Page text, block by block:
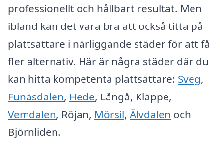
professionellt och hållbart resultat. Men
ibland kan det vara bra att också titta på
plattsättare i närliggande städer för att få
fler alternativ. Här är några städer där du
kan hitta kompetenta plattsättare: Sveg,
Funäsdalen, Hede, Långå, Kläppe,
Vemdalen, Röjan, Mörsil, Älvdalen och
Björnliden.